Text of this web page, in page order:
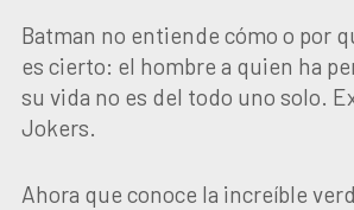
Batman no entiende cómo o por
es cierto: el hombre a quien ha
su vida no es del todo uno solo.
Jokers.
Ahora que conoce la increíble